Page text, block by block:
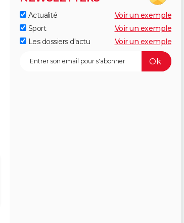
Actualité
Voir un exemple
Sport
Voir un exemple
Les dossiers d'actu
Voir un exemple